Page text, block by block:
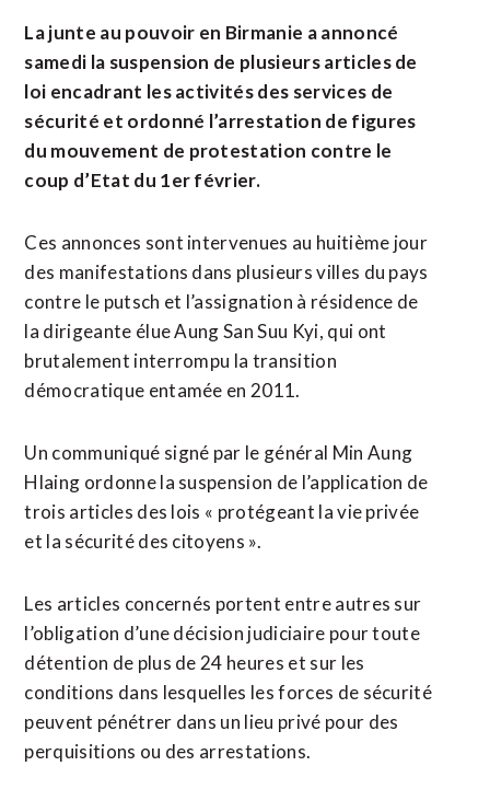
La junte au pouvoir en Birmanie a annoncé
samedi la suspension de plusieurs articles de
loi encadrant les activités des services de
sécurité et ordonné l’arrestation de figures
du mouvement de protestation contre le
coup d’Etat du 1er février.
Ces annonces sont intervenues au huitième jour
des manifestations dans plusieurs villes du pays
contre le putsch et l’assignation à résidence de
la dirigeante élue Aung San Suu Kyi, qui ont
brutalement interrompu la transition
démocratique entamée en 2011.
Un communiqué signé par le général Min Aung
Hlaing ordonne la suspension de l’application de
trois articles des lois « protégeant la vie privée
et la sécurité des citoyens ».
Les articles concernés portent entre autres sur
l’obligation d’une décision judiciaire pour toute
détention de plus de 24 heures et sur les
conditions dans lesquelles les forces de sécurité
peuvent pénétrer dans un lieu privé pour des
perquisitions ou des arrestations.